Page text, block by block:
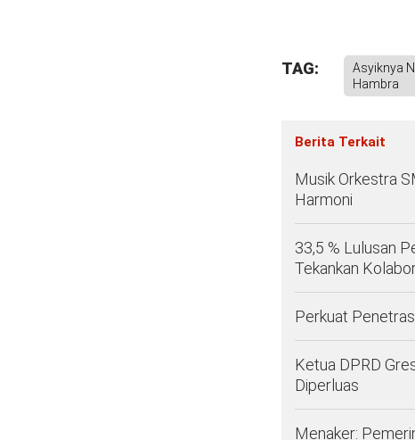
TAG:
Asyiknya
Hambra
Berita Terkait
Musik Orkestra
Harmoni
33,5 % Lulusan
Tekankan
Perkuat
Ketua DPRD
Diperluas
Menaker: